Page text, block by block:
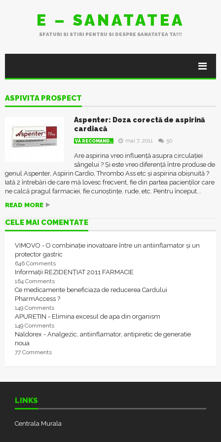
E – SANATATEA
SFATURI SI STIRI PENTRU SI DESPRE SANATATEA TA!!!
ASPIVITA PROSPECT
Aspenter: Doza corectă de aspirină
cardiacă
VĂ RECOMAND.. mai 7, 2011 50
Are aspirina vreo influență asupra circulației
sângelui ? Și este vreo diferență între produse de
genul Aspenter, Aspirin Cardio, Thrombo Ass etc și aspirina obișnuită ?
Iată 2 întrebări de care mă lovesc frecvent, fie din partea pacienților care
ne calcă pragul farmaciei, fie cunoștințe, rude, etc. Pentru început...
READ MORE
CELE MAI COMENTATE
VIMOVO - O combinație inovatoare între un antiinflamator și un
protector gastric
646 Comments
Informații REZIDENȚIAT 2011 FARMACIE
164 Comments
Ce medicamente beneficiaza de reducerea Cardului
PharmAccess ?
149 Comments
APURETIN - Elimina excesul de apa din organism
149 Comments
Naldorex - Analgezic, antiinflamator, antipiretic de generatie
noua
77 Comments
LINKS
Centrala Murala